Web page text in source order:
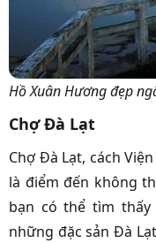
Hồ Xuân Hương đẹp
Chợ Đà Lạt
Chợ Đà Lạt, cách
là điểm đến không
bạn có thể tìm
những đặc sản Đà